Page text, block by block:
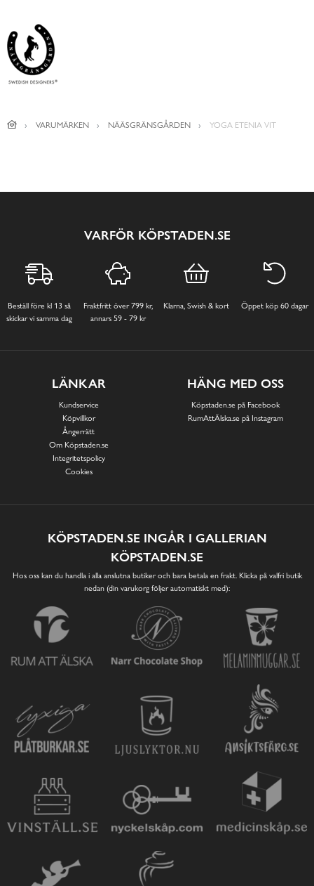
VARUMÄRKEN NÄÄSGRÄNSGÅRDEN YOGA ETENIA VIT
VARFÖR KÖPSTADEN.SE
Beställ före kl 13 så
skickar vi samma dag
Fraktfritt över 799 kr,
annars 59 - 79 kr
Klarna, Swish & kort Öppet köp 60 dagar
LÄNKAR
Kundservice
Köpvillkor
Ångerrätt
Om Köpstaden.se
Integritetspolicy
Cookies
HÄNG MED OSS
Köpstaden.se på Facebook
RumAttÄlska.se på Instagram
KÖPSTADEN.SE INGÅR I GALLERIAN
KÖPSTADEN.SE
Hos oss kan du handla i alla anslutna butiker och bara betala en frakt. Klicka på valfri butik
nedan (din varukorg följer automatiskt med):